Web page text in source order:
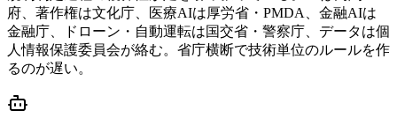
府、著作権は文化庁、医療AIは厚労省・PMDA、金融AIは
金融庁、ドローン・自動運転は国交省・警察庁、データは個
人情報保護委員会が絡む。省庁横断で技術単位のルールを作
るのが遅い。